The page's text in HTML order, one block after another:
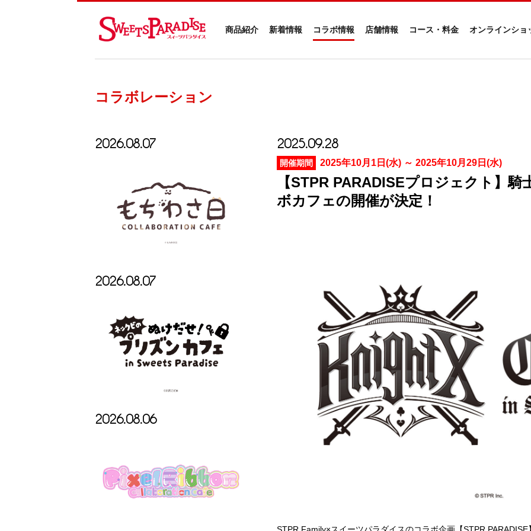
商品紹介 新着情報 コラボ情報 店舗情報 コース・料金 オンラインショ
コラボレーション
2026.08.07
2026.08.07
2026.08.06
2025.09.28
開催期間 2025年10月1日(水) ～ 2025年10月29日(水)
【STPR PARADISEプロジェクト】
ボカフェの開催が決定！
STPR Family×スイーツパラダイスのコラボ企画【STPR PARADISE